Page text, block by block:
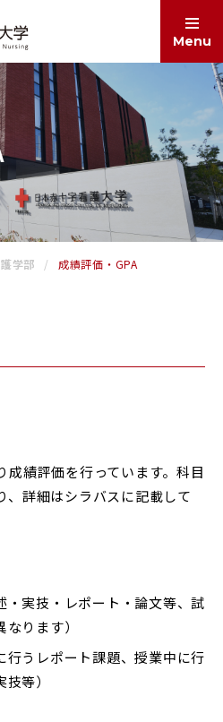
Menu
ご寄付をお考えの方へ
教職員募集
図書館
学部 成績評価・GPA
成績評価を行っています。科目
、詳細はシラバスに記載して
・実技・レポート・論文等、試
ります）
行うレポート課題、授業中に行
等）